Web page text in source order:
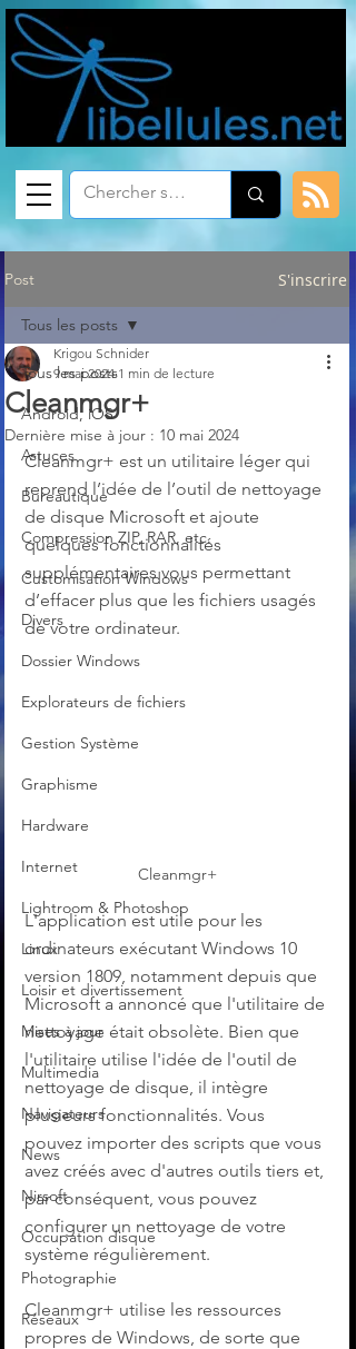
Post S'inscrire
Tous les posts
Android, iOS
Astuces
Bureautique
Compression ZIP, RAR, etc.
Customisation Windows
Divers
Dossier Windows
Explorateurs de fichiers
Gestion Système
Graphisme
Hardware
Internet
Lightroom & Photoshop
Linux
Loisir et divertissement
Mises à jour
Multimedia
Navigateurs
News
Nirsoft
Occupation disque
Photographie
Réseaux
Tous les posts
Cleanmgr+
Krigou Schnider
9 mai 2024 1 min de lecture
Dernière mise à jour : 10 mai 2024
Cleanmgr+ est un utilitaire léger qui
reprend l’idée de l’outil de nettoyage
de disque Microsoft et ajoute
quelques fonctionnalités
supplémentaires vous permettant
d’effacer plus que les fichiers usagés
de votre ordinateur.
Cleanmgr+
L'application est utile pour les
ordinateurs exécutant Windows 10
version 1809, notamment depuis que
Microsoft a annoncé que l'utilitaire de
nettoyage était obsolète. Bien que
l'utilitaire utilise l'idée de l'outil de
nettoyage de disque, il intègre
plusieurs fonctionnalités. Vous
pouvez importer des scripts que vous
avez créés avec d'autres outils tiers et,
par conséquent, vous pouvez
configurer un nettoyage de votre
système régulièrement.
Cleanmgr+ utilise les ressources
propres de Windows, de sorte que